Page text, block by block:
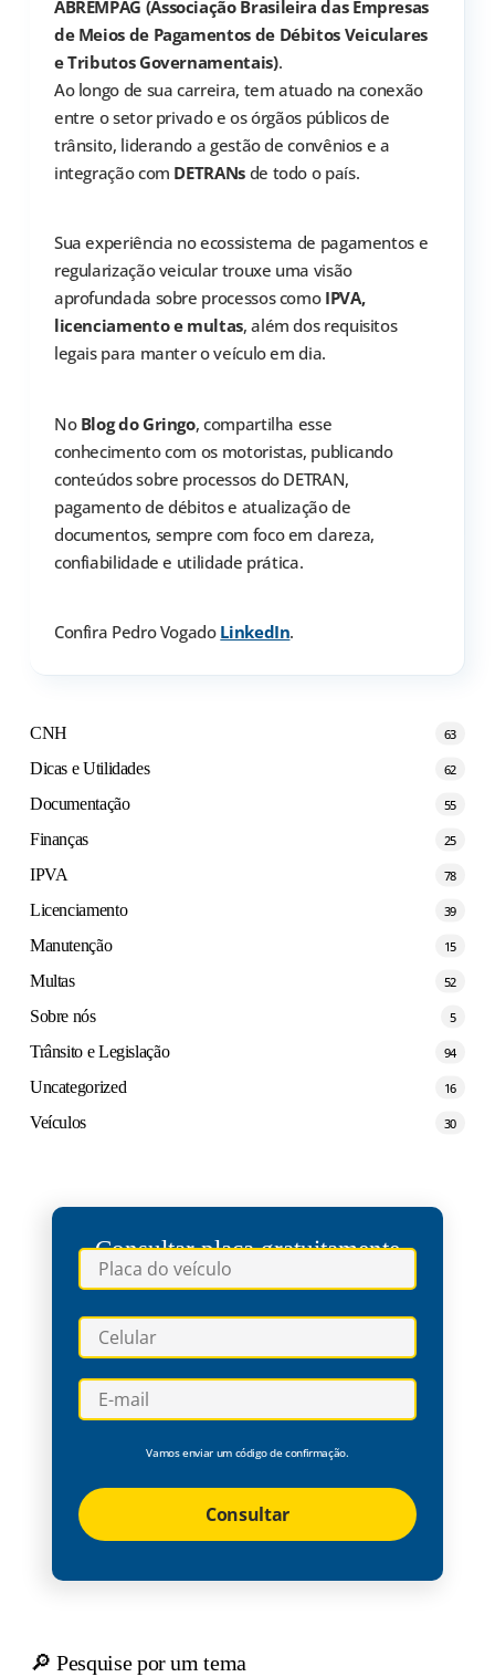
ABREMPAG (Associação Brasileira das Empresas
de Meios de Pagamentos de Débitos Veiculares
e Tributos Governamentais).
Ao longo de sua carreira, tem atuado na conexão
entre o setor privado e os órgãos públicos de
trânsito, liderando a gestão de convênios e a
integração com DETRANsde todo o país.
Sua experiência no ecossistema de pagamentos e
regularização veicular trouxe uma visão
aprofundada sobre processos como IPVA,
licenciamento e multas, além dos requisitos
legais para manter o veículo em dia.
No Blog do Gringo, compartilha esse
conhecimento com os motoristas, publicando
conteúdos sobre processos do DETRAN,
pagamento de débitos e atualização de
documentos, sempre com foco em clareza,
confiabilidade e utilidade prática.
Confira Pedro Vogado LinkedIn.
CNH 63
Dicas e Utilidades 62
Documentação 55
Finanças 25
IPVA 78
Licenciamento 39
Manutenção 15
Multas 52
Sobre nós 5
Trânsito e Legislação 94
Uncategorized 16
Veículos 30
Consultar placa gratuitamente
Vamos enviar um código de confirmação.
Consultar
🔎 Pesquise por um tema